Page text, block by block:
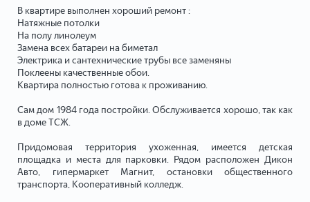
В квартире выполнен хороший ремонт :
Натяжные потолки
На полу линолеум
Замена всех батареи на биметал
Электрика и сантехнические трубы все заменяны
Поклеены качественные обои.
Квартира полностью готова к проживанию.
Сам дом 1984 года постройки. Обслуживается хорошо, так как
в доме ТСЖ.
Придомовая территория ухоженная, имеется детская
площадка и места для парковки. Рядом расположен Дикон
Авто, гипермаркет Магнит, остановки общественного
транспорта, Кооперативный колледж.